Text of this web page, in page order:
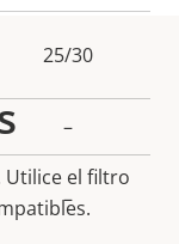
25/30
–
–
Utilice el filtro